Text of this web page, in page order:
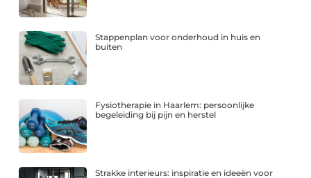
Stappenplan voor onderhoud in huis en
buiten
Fysiotherapie in Haarlem: persoonlijke
begeleiding bij pijn en herstel
Strakke interieurs: inspiratie en ideeën voor